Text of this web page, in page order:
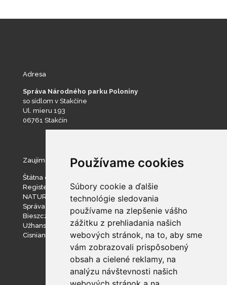
Používame cookies
Súbory cookie a ďalšie
technológie sledovania
používame na zlepšenie vášho
zážitku z prehliadania našich
webových stránok, na to, aby sme
vám zobrazovali prispôsobený
obsah a cielené reklamy, na
analýzu návštevnosti našich
Adresa
Správa Národného parku Poloniny
so sídlom v Stakčíne
Ul. mieru 193
06761 Stakčín
Zaujímavé stránky
Štátna ochrana prírody SR
Register ponúkaného majetku štátu
NATURA 2000
Správa slovenských jaskýň
Bieszczadzki Park Narodowy
Užhanský národný prírodný park
Cisniansko-Wetlinský park krajobrazowy